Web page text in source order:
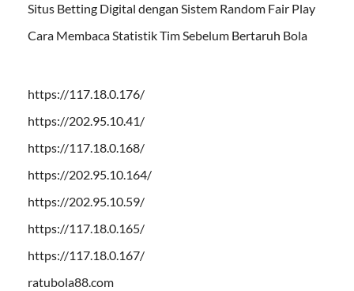
Situs Betting Digital dengan Sistem Random Fair Play
Cara Membaca Statistik Tim Sebelum Bertaruh Bola
https://117.18.0.176/
https://202.95.10.41/
https://117.18.0.168/
https://202.95.10.164/
https://202.95.10.59/
https://117.18.0.165/
https://117.18.0.167/
ratubola88.com